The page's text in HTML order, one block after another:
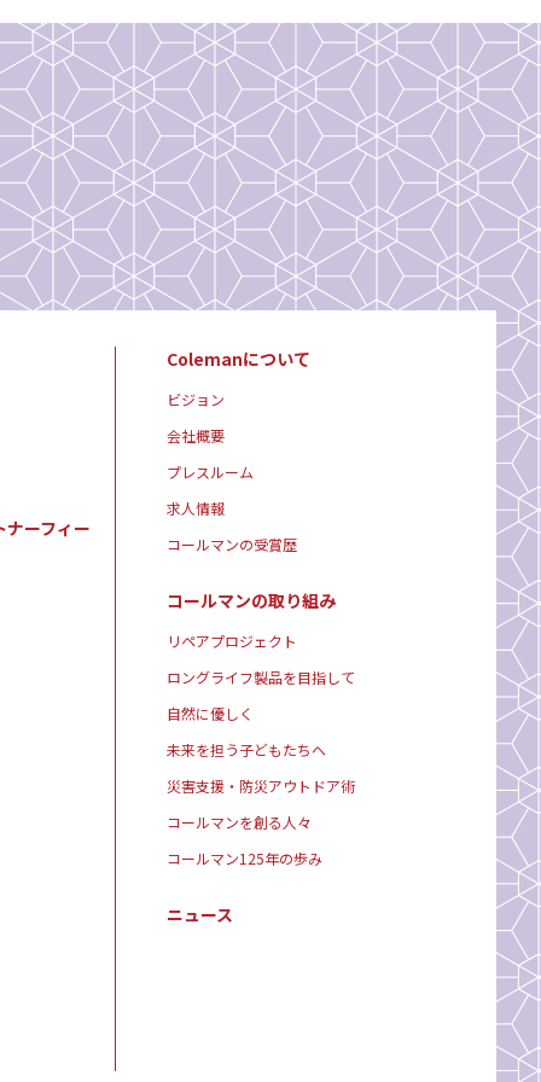
ーフィー
Colemanについて
ビジョン
会社概要
プレスルーム
求人情報
コールマンの受賞歴
コールマンの取り組み
リペアプロジェクト
ロングライフ製品を目指して
自然に優しく
未来を担う子どもたちへ
災害支援・防災アウトドア術
コールマンを創る人々
コールマン125年の歩み
ニュース